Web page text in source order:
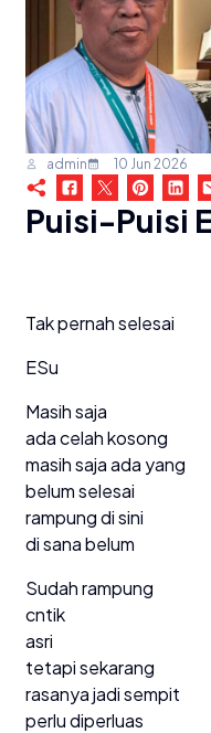
admin 10 Jun 2026
Puisi-Puisi
Tak pernah selesai
ESu
Masih saja
ada celah kosong
masih saja ada yang
belum selesai
rampung di sini
di sana belum
Sudah rampung
cntik
asri
tetapi sekarang
rasanya jadi sempit
perlu diperluas